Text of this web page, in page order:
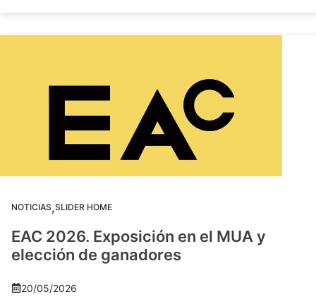
NOTICIAS,SLIDER HOME
EAC 2026. Exposición en el MUA y
elección de ganadores
20/05/2026